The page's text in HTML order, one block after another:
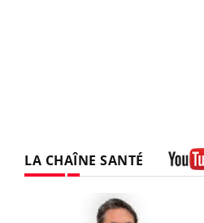
LA CHAÎNE SANTÉ